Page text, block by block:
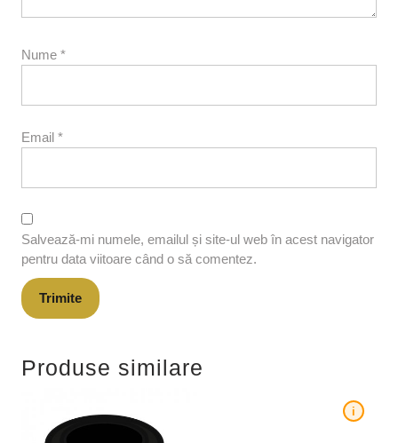
Nume *
Email *
Salvează-mi numele, emailul și site-ul web în acest navigator
pentru data viitoare când o să comentez.
Produse similare
i